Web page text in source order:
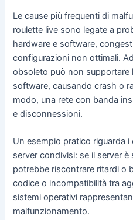
Le cause più frequenti di
roulette live sono legate a
hardware e software,
configurazioni non ottimali.
obsoleto può non supportare
software, causando crash o
modo, una rete con banda
e disconnessioni.
Un esempio pratico riguarda
server condivisi: se il server
potrebbe riscontrare ritardi o
codice o incompatibilità tra
sistemi operativi
malfunzionamento.